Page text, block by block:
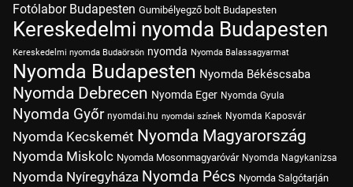
Fotólabor Budapesten Gumibélyegző bolt Budapesten
Kereskedelmi nyomda Budapesten
Kereskedelmi nyomda Budaörsön nyomda Nyomda Balassagyarmat
Nyomda Budapesten Nyomda Békéscsaba
Nyomda Debrecen Nyomda Eger Nyomda Gyula
Nyomda Győr nyomdai.hu nyomdai színek Nyomda Kaposvár
Nyomda Kecskemét Nyomda Magyarország
Nyomda Miskolc Nyomda Mosonmagyaróvár Nyomda Nagykanizsa
Nyomda Nyíregyháza Nyomda Pécs Nyomda Salgótarján